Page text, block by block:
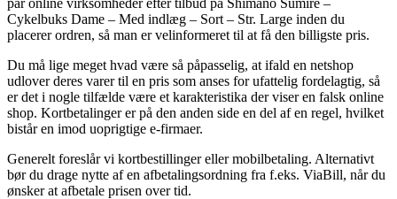
Cykelbuks Dame – Med indlæg – Sort – Str. Large inden du
placerer ordren, så man er velinformeret til at få den billigste pris.
Du må lige meget hvad være så påpasselig, at ifald en netshop
udlover deres varer til en pris som anses for ufattelig fordelagtig, så
er det i nogle tilfælde være et karakteristika der viser en falsk online
shop. Kortbetalinger er på den anden side en del af en regel, hvilket
bistår en imod uoprigtige e-firmaer.
Generelt foreslår vi kortbestillinger eller mobilbetaling. Alternativt
bør du drage nytte af en afbetalingsordning fra f.eks. ViaBill, når du
ønsker at afbetale prisen over tid.